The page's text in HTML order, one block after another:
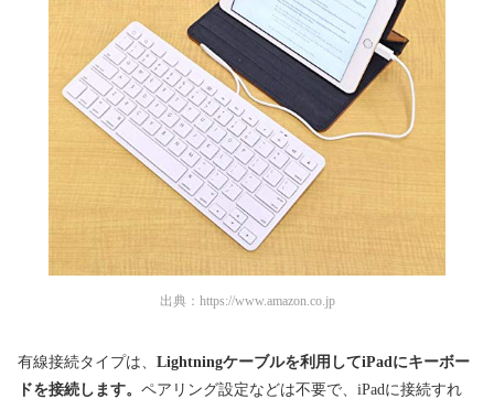
出典： https://www.amazon.co.jp
有線接続タイプは、 Lightningケーブルを利用してiPadにキーボー
ドを接続します。 ペアリング設定などは不要で、iPadに接続すれ